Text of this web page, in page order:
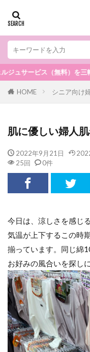
ービス（無料）を三軒茶屋
HOME シニア向け
肌に優しい婦人
2022年9月21日
25回
0件
今日は、涼しさを感じ
気温が上下するこの時
揃っています。同じ綿
お好みの風合いを探し